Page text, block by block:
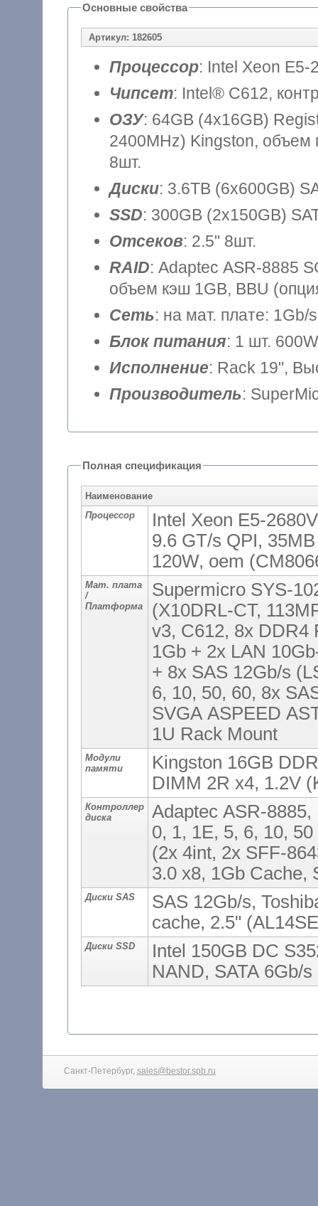
Основные свойства
Артикул: 182605
Процессор: Intel Xeon E5-
Чипсет: Intel® C612,
ОЗУ: 64GB (4x16GB)
2400MHz) Kingston, объем
8шт.
Диски: 3.6TB (6x600GB)
SSD: 300GB (2x150GB)
Отсеков: 2.5" 8шт.
RAID: Adaptec ASR-8885
объем кэш 1GB, BBU
Сеть: на мат. плате:
Блок питания: 1 шт. 600W
Исполнение: Rack 19",
Производитель:
Полная спецификация
Наименование
Процессор
Intel Xeon E5-
9.6 GT/s QPI,
120W, oem
Мат. плата
/
Платформа
Supermicro SYS-
(X10DRL-CT,
v3, C612, 8x DDR4
1Gb + 2x LAN
+ 8x SAS 12Gb/s
6, 10, 50, 60, 8x
SVGA ASPEED
1U Rack Mount
Модули
памяти
Kingston 16GB
DIMM 2R x4, 1.2V
Контроллер
диска
Adaptec ASR-
0, 1, 1E, 5, 6, 10,
(2x 4int, 2x SFF-
3.0 x8, 1Gb Cache,
Диски SAS
SAS 12Gb/s,
cache, 2.5"
Диски SSD
Intel 150GB DC
NAND, SATA 6Gb/
Санкт-Петербург, sales@bestor.spb.ru